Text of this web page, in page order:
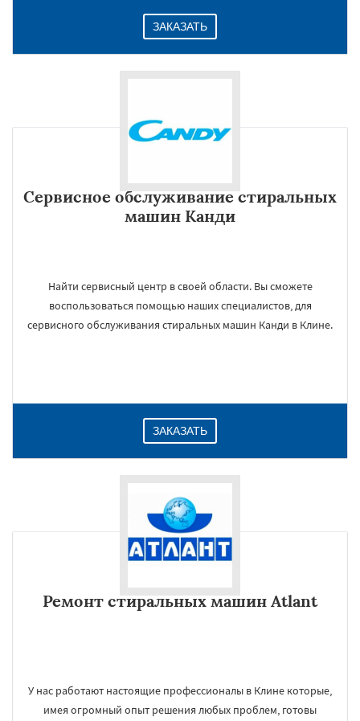
ЗАКАЗАТЬ
Сервисное обслуживание стиральных
машин Канди
Найти сервисный центр в своей области. Вы сможете
воспользоваться помощью наших специалистов, для
сервисного обслуживания стиральных машин Канди в Клине.
ЗАКАЗАТЬ
Ремонт стиральных машин Atlant
У нас работают настоящие профессионалы в Клине которые,
имея огромный опыт решения любых проблем, готовы